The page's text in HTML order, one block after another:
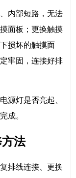
内部短路，无法
面板；更换触摸
损坏的触摸面
牢固，连接好排
源灯是否亮起、
成。
法
排线连接、更换